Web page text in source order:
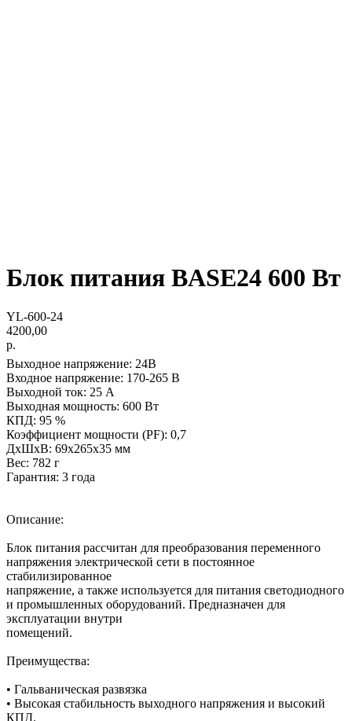
Блок питания BASE24 600 Вт
YL-600-24
4200,00
р.
Выходное напряжение: 24В
Входное напряжение: 170-265 В
Выходной ток: 25 А
Выходная мощность: 600 Вт
КПД: 95 %
Коэффициент мощности (PF): 0,7
ДxШxВ: 69х265х35 мм
Вес: 782 г
Гарантия: 3 года
Описание:
Блок питания рассчитан для преобразования переменного
напряжения электрической сети в постоянное
стабилизированное
напряжение, а также используется для питания светодиодного
и промышленных оборудований. Предназначен для
эксплуатации внутри
помещений.
Преимущества:
• Гальваническая развязка
• Высокая стабильность выходного напряжения и высокий
КПД.